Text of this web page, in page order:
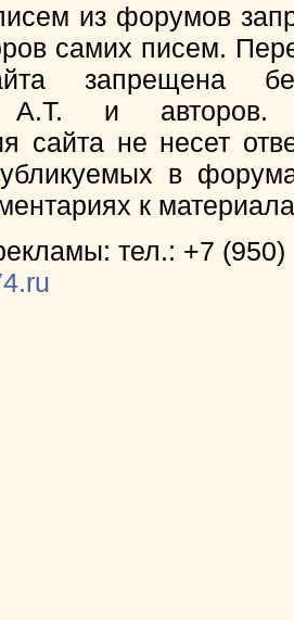
из форумов
самих писем.
запрещена
А.Т. и
сайта не несет
в
к
тел.: +7 (950)